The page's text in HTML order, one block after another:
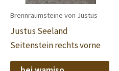
Brennraumsteine von Justus
Justus Seeland
Seitenstein rechts vorne